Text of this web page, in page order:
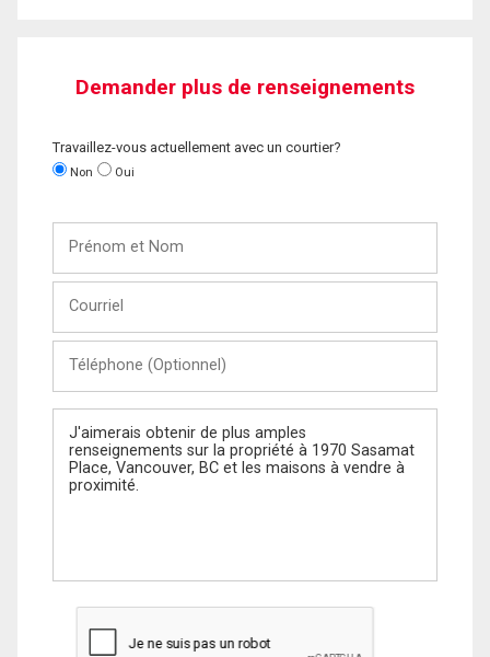
Demander plus de renseignements
Travaillez-vous actuellement avec un courtier?
Non Oui
Nom
(Optionnel)
Message